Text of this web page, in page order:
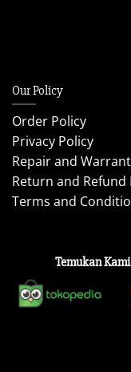
Our Policy
Order Policy
Privacy Policy
Repair and
Return and Refund
Terms and
Temukan